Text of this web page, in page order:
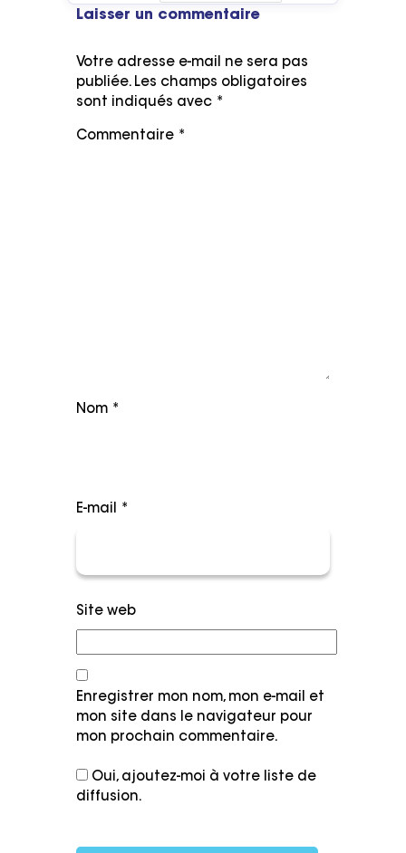
Laisser un commentaire
Votre adresse e-mail ne sera pas
publiée. Les champs obligatoires
sont indiqués avec *
Commentaire *
Nom *
E-mail *
Site web
Enregistrer mon nom, mon e-mail et
mon site dans le navigateur pour
mon prochain commentaire.
Oui, ajoutez-moi à votre liste de
diffusion.